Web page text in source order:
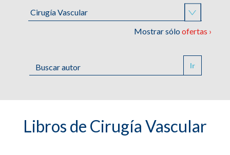
Mostrar sóloofertas ›
Ir
Libros de Cirugía Vascular